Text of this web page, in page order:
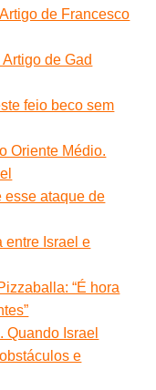
de Francesco
de Gad
feio beco sem
Oriente Médio.
esse ataque de
entre Israel e
“É hora
Quando Israel
e